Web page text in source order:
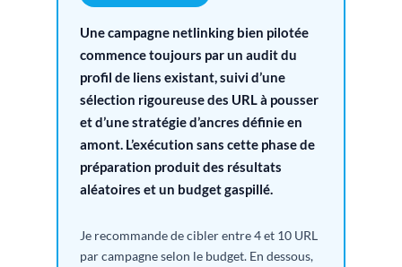
Une campagne netlinking bien pilotée
commence toujours par un audit du
profil de liens existant, suivi d’une
sélection rigoureuse des URL à pousser
et d’une stratégie d’ancres définie en
amont. L’exécution sans cette phase de
préparation produit des résultats
aléatoires et un budget gaspillé.
Je recommande de cibler entre 4 et 10 URL
par campagne selon le budget. En dessous,